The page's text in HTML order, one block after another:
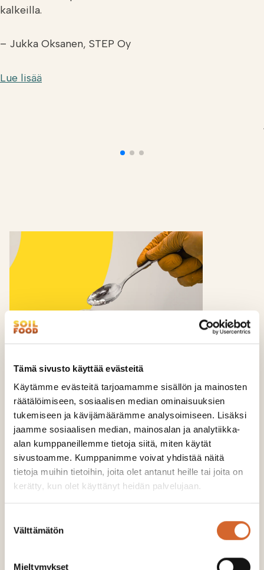
Tämä sivusto käyttää evästeitä
Käytämme evästeitä tarjoamamme sisällön ja mainosten
räätälöimiseen, sosiaalisen median ominaisuuksien
tukemiseen ja kävijämäärämme analysoimiseen. Lisäksi
jaamme sosiaalisen median, mainosalan ja analytiikka-
alan kumppaneillemme tietoja siitä, miten käytät
sivustoamme. Kumppanimme voivat yhdistää näitä
tietoja muihin tietoihin, joita olet antanut heille tai joita on
kerätty, kun olet käyttänyt heidän palvelujaan.
valinta
Välttämätön
Mieltymykset
kalkeilla.
– Jukka Oksanen, STEP Oy
Lue lisää
Newera-tuotteet valmistetaan
Loviisassa
Newera-kalkkituotteet jalostetaan teollisuuden
sivuvirroista Soilfoodin jalostamolla Loviisassa.